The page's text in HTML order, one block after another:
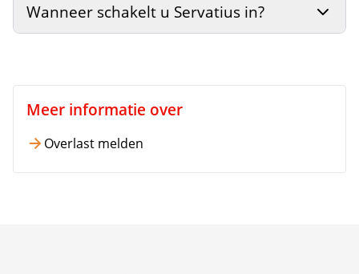
Wanneer schakelt u Servatius in?
Meer informatie over
Overlast melden